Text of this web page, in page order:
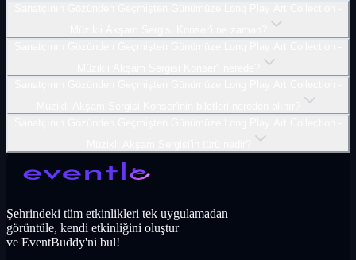
Şehrindeki tüm etkinlikleri tek uygulamadan
görüntüle, kendi etkinliğini oluştur
ve EventBuddy'ni bul!